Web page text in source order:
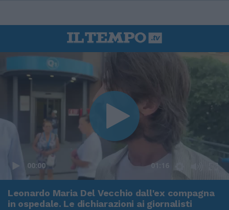
00:00 01:16
Leonardo Maria Del Vecchio dall'ex compagna
in ospedale. Le dichiarazioni ai giornalisti